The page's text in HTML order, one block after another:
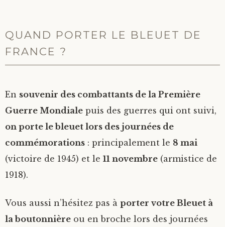
QUAND PORTER LE BLEUET DE
FRANCE ?
En souvenir des combattants de la Première
Guerre Mondiale puis des guerres qui ont suivi,
on porte le bleuet lors des journées de
commémorations : principalement le 8 mai
(victoire de 1945) et le 11 novembre (armistice de
1918).
Vous aussi n’hésitez pas à porter votre Bleuet à
la boutonnière ou en broche lors des journées